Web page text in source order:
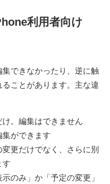
利用者向け
できなかったり、逆に触
ことがあります。主な違
け。編集はできません
集ができます
変更だけでなく、さらに別
す
のみ」か「予定の変更」